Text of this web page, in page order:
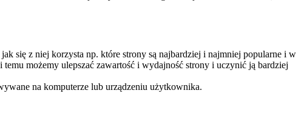
się z niej korzysta np. które strony są najbardziej i najmniej popularne i w
możemy ulepszać zawartość i wydajność strony i uczynić ją bardziej
na komputerze lub urządzeniu użytkownika.